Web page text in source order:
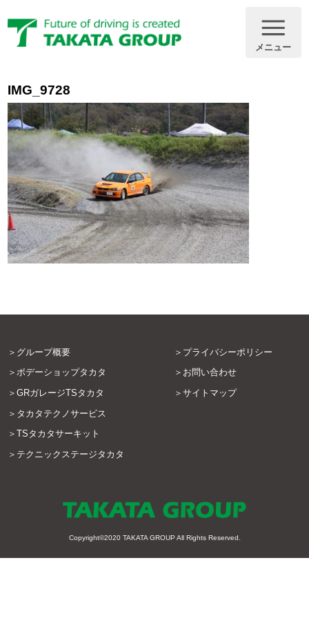
メニュー
IMG_9728
グループ概要
ボデーショップタカタ
GRガレージTSタカタ
タカタテクノサービス
TSタカタサーキット
テクニックステージタカタ
プライバシーポリシー
お問い合わせ
サイトマップ
Copyright©2020 TAKATA GROUP All Rights Reserved.